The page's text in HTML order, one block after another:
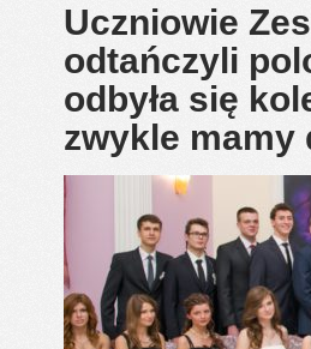
Uczniowie
odtańczyli
odbyła się
zwykle